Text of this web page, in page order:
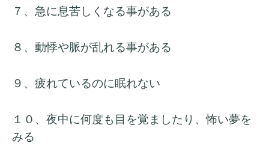
７、急に息苦しくなる事がある
８、動悸や脈が乱れる事がある
９、 疲れているのに眠れない
１０、 夜中に何度も目を覚ましたり、怖い夢を
みる